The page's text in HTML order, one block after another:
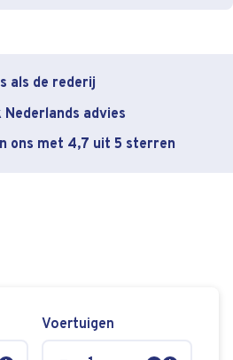
als de rederij
Nederlands advies
ons met 4,7 uit 5 sterren
Voertuigen